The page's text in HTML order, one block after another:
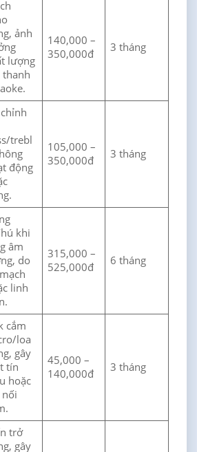
ảnh
lượng
thanh
140,000 –
350,000đ
3 tháng
trebl
động
105,000 –
350,000đ
3 tháng
khi
âm
do
linh
315,000 –
525,000đ
6 tháng
cắm
loa
gây
tín
hoặc
45,000 –
140,000đ
3 tháng
trở
gây